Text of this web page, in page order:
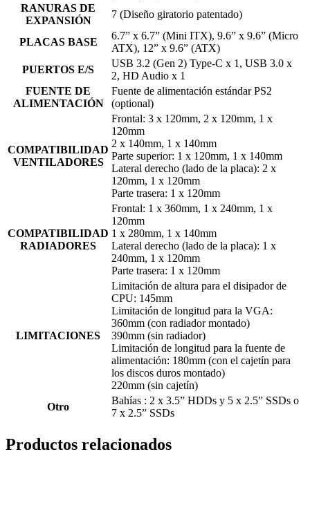
RANURAS DE
EXPANSIÓN
7 (Diseño giratorio patentado)
PLACAS BASE
6.7” x 6.7” (Mini ITX), 9.6” x 9.6” (Micro
ATX), 12” x 9.6” (ATX)
PUERTOS E/S
USB 3.2 (Gen 2) Type-C x 1, USB 3.0 x
2, HD Audio x 1
FUENTE DE
ALIMENTACIÓN
Fuente de alimentación estándar PS2
(optional)
COMPATIBILIDAD
VENTILADORES
Frontal: 3 x 120mm, 2 x 120mm, 1 x
120mm
2 x 140mm, 1 x 140mm
Parte superior: 1 x 120mm, 1 x 140mm
Lateral derecho (lado de la placa): 2 x
120mm, 1 x 120mm
Parte trasera: 1 x 120mm
COMPATIBILIDAD
RADIADORES
Frontal: 1 x 360mm, 1 x 240mm, 1 x
120mm
1 x 280mm, 1 x 140mm
Lateral derecho (lado de la placa): 1 x
240mm, 1 x 120mm
Parte trasera: 1 x 120mm
LIMITACIONES
Limitación de altura para el disipador de
CPU: 145mm
Limitación de longitud para la VGA:
360mm (con radiador montado)
390mm (sin radiador)
Limitación de longitud para la fuente de
alimentación: 180mm (con el cajetín para
los discos duros montado)
220mm (sin cajetín)
Otro
Bahías : 2 x 3.5” HDDs y 5 x 2.5” SSDs o
7 x 2.5” SSDs
Productos relacionados